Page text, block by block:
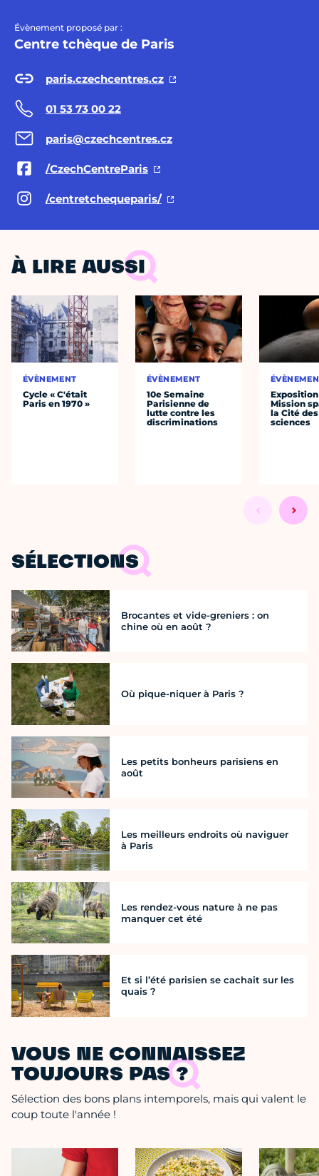
Évènement proposé par :
Centre tchèque de Paris
paris.czechcentres.cz
01 53 73 00 22
paris@czechcentres.cz
/CzechCentreParis
/centretchequeparis/
À LIRE AUSSI
ÉVÈNEMENT
Cycle « C'était
Paris en 1970 »
ÉVÈNEMENT
10e Semaine
Parisienne de
lutte contre les
discriminations
Exposition
Mission
la Cité des
sciences
SÉLECTIONS
Brocantes et vide-greniers : on
chine où en août ?
Où pique-niquer à Paris ?
Les petits bonheurs parisiens en
août
Les meilleurs endroits où naviguer
à Paris
Les rendez-vous nature à ne pas
manquer cet été
Et si l’été parisien se cachait sur les
quais ?
VOUS NE CONNAISSEZ
TOUJOURS PAS ?
Sélection des bons plans intemporels, mais qui valent le
coup toute l'année !